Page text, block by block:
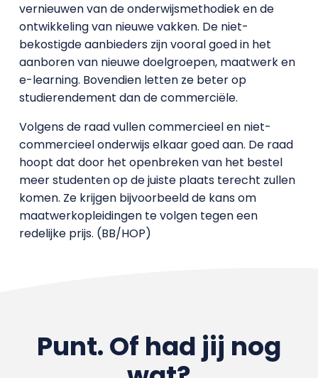
vernieuwen van de onderwijsmethodiek en de
ontwikkeling van nieuwe vakken. De niet-
bekostigde aanbieders zijn vooral goed in het
aanboren van nieuwe doelgroepen, maatwerk en
e-learning. Bovendien letten ze beter op
studierendement dan de commerciële.
Volgens de raad vullen commercieel en niet-
commercieel onderwijs elkaar goed aan. De raad
hoopt dat door het openbreken van het bestel
meer studenten op de juiste plaats terecht zullen
komen. Ze krijgen bijvoorbeeld de kans om
maatwerkopleidingen te volgen tegen een
redelijke prijs. (BB/HOP)
Punt. Of had jij nog